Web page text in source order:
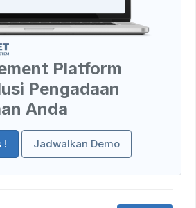
Platform
Pengadaan
Anda
! Jadwalkan Demo